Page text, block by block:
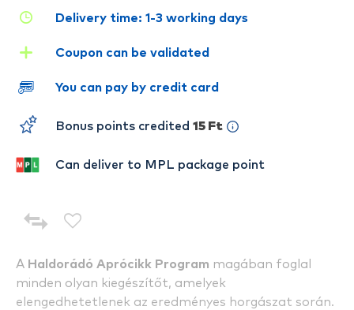
A Haldorádó Aprócikk Program magában foglal
minden olyan kiegészítőt, amelyek
elengedhetetlenek az eredményes horgászat során.
Delivery time: 1-3 working days
Coupon can be validated
You can pay by credit card
Bonus points credited 15 Ft
Can deliver to MPL package point